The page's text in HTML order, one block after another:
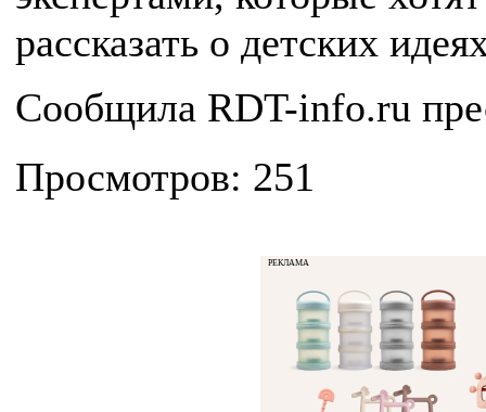
рассказать о детских
Сообщила RDT-info.ru
Просмотров: 251
РЕКЛАМА